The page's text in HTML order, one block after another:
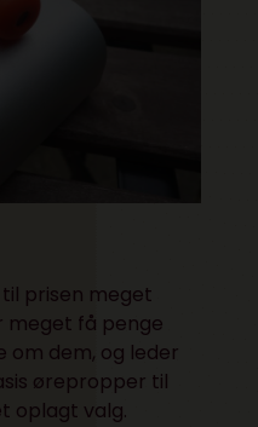
prisen meget
meget få penge
om dem, og leder
ørepropper til
oplagt valg.